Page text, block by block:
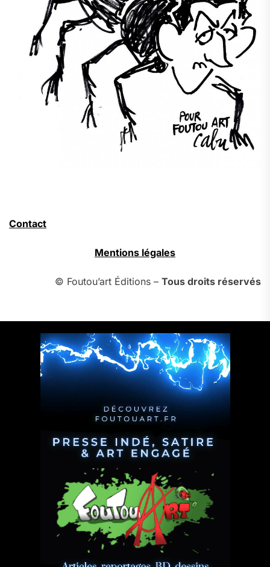
Contact
Mentions légales
© Foutou’art Éditions – Tous droits réservés